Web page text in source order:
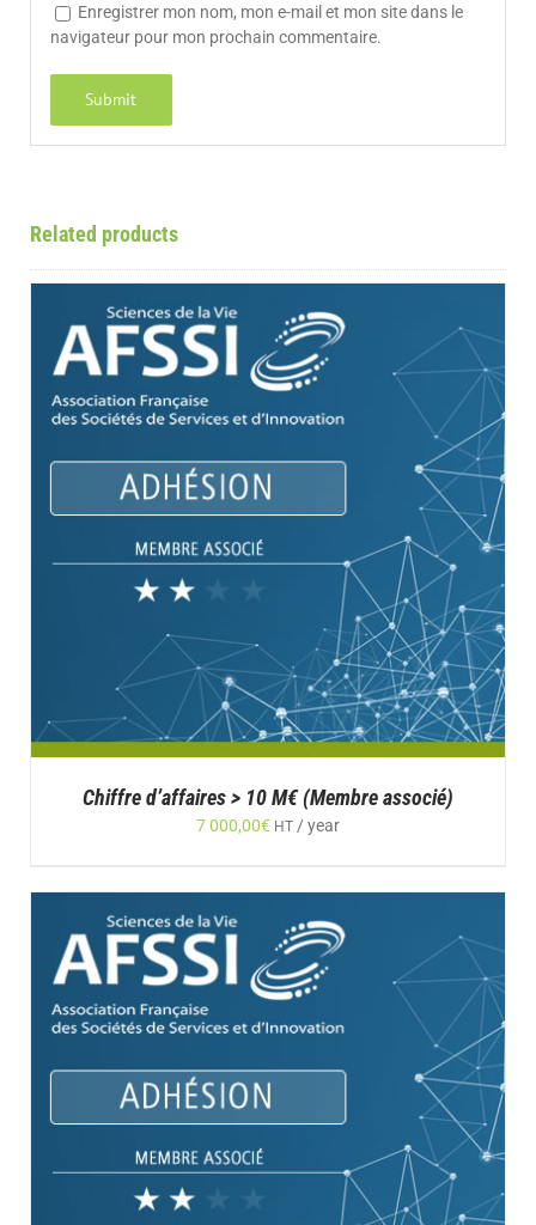
Enregistrer mon nom, mon e-mail et mon site dans le
navigateur pour mon prochain commentaire.
Related products
Chiffre d’affaires > 10 M€ (Membre associé)
7 000,00€ HT / year